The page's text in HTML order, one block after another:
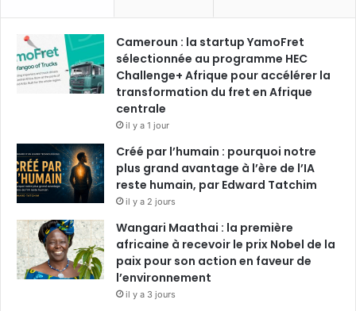
b
o
o
e
d
u
b
a
g
m
Cameroun : la startup YamoFret
sélectionnée au programme HEC
Challenge+ Afrique pour accélérer la
transformation du fret en Afrique
centrale
il y a 1 jour
Créé par l’humain : pourquoi notre
plus grand avantage à l’ère de l’IA
reste humain, par Edward Tatchim
il y a 2 jours
Wangari Maathai : la première
africaine à recevoir le prix Nobel de la
paix pour son action en faveur de
l’environnement
il y a 3 jours